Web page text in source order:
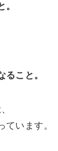
ること。
ています。